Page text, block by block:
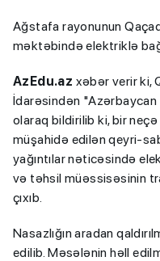
Ağstafa rayonunun
məktəbində elektriklə
AzEdu.az xəbər verir ki,
İdarəsindən
olaraq bildirilib ki, bir
müşahidə edilən qeyri-
yağıntılar nəticəsində
və təhsil müəssisəsinin
çıxıb.
Nasazlığın aradan
edilib. Məsələnin həll